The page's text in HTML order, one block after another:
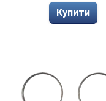
Купити